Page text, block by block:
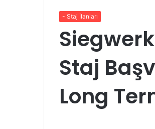
- Staj İlanları
Staj
Long